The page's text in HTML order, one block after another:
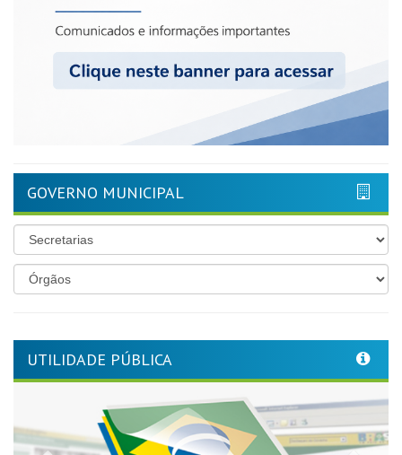
GOVERNO MUNICIPAL
UTILIDADE PÚBLICA